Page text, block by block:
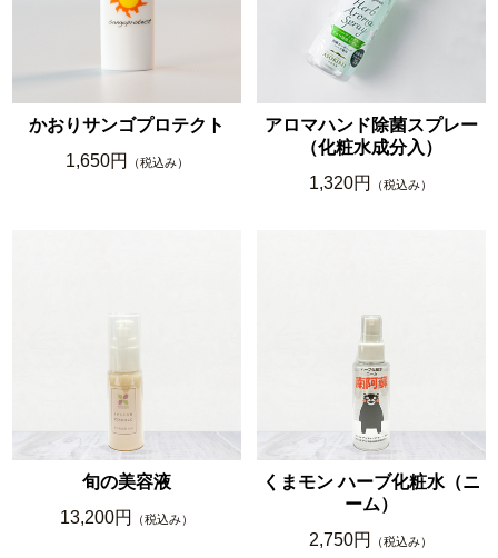
かおりサンゴプロテクト
1,650円
（税込み）
アロマハンド除菌スプレー
（化粧水成分入）
1,320円
（税込み）
旬の美容液
13,200円
（税込み）
くまモン ハーブ化粧水（ニ
ーム）
2,750円
（税込み）